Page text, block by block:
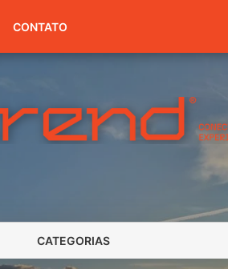
(51) 3416-7300
CONTATO
CATEGORIAS